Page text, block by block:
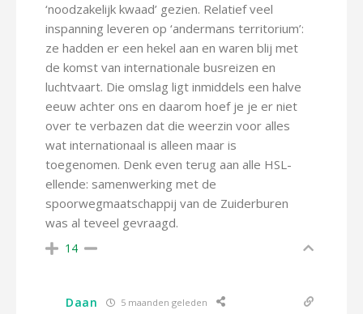
‘noodzakelijk kwaad’ gezien. Relatief veel
inspanning leveren op ‘andermans territorium’:
ze hadden er een hekel aan en waren blij met
de komst van internationale busreizen en
luchtvaart. Die omslag ligt inmiddels een halve
eeuw achter ons en daarom hoef je je er niet
over te verbazen dat die weerzin voor alles
wat internationaal is alleen maar is
toegenomen. Denk even terug aan alle HSL-
ellende: samenwerking met de
spoorwegmaatschappij van de Zuiderburen
was al teveel gevraagd.
14
Daan 5 maanden geleden